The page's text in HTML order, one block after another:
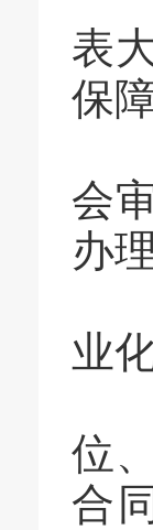
表
保
法
会
办理
业
位
合